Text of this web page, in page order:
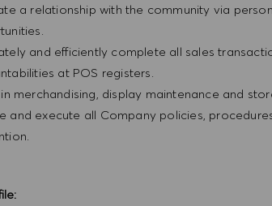
a relationship with the community via
and efficiently complete all sales
at POS registers.
merchandising, display maintenance and
and execute all Company policies,